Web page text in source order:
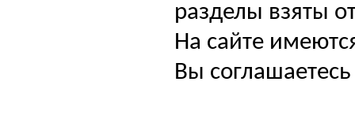
разделы взяты
На сайте
Вы